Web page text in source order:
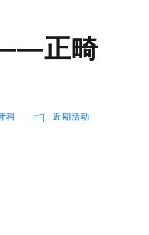
正畸
科 近期活动